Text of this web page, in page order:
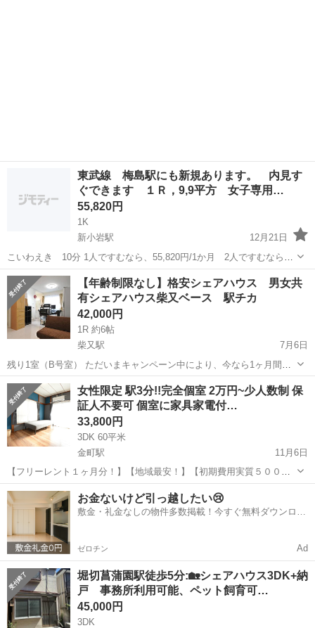
東武線 梅島駅にも新規あります。 内見す
ぐできます １Ｒ，9,9平方 女子専用…
55,820円
1K
新小岩駅
12月21日
こいわえき 10分 1人ですむなら、55,820円/1か月 2人ですむなら
36,020円/1人/1か月 インターネット利用料込 5へや あいています
たんきのばあいも おといあわせ ください たんとう いいづか
東京 葛飾区 新小岩駅 シェアハウス
【年齢制限なし】格安シェアハウス 男女共
有シェアハウス柴又ベース 駅チカ
42,000円
1R 約6帖
柴又駅
7月6日
残り1室（B号室） ただいまキャンペーン中により、今なら1ヶ月間賃
料半額～ご入居可能です！ 敷金・礼金・保証金などすべてゼロ！
びっくり価格でのご提供中。 フーテンの寅さんで有名な柴又にあるシ
ェアハウスです。駅から徒歩3...
東京 葛飾区 柴又駅 シェアハウス 格安
女性限定 駅3分!!完全個室 2万円~少人数制 保
証人不要可 個室に家具家電付…
33,800円
3DK 60平米
金町駅
11月6日
【フリーレント１ヶ月分！】【地域最安！】【初期費用実質５０００
円！】【安心の家財保険無料！】 JR常磐線、東京メトロ千代田線、京
成線【金町駅】から徒歩3分の人気のシェアハウスの別館がオープンに
なりました🎶 本館から歩...
東京 葛飾区 金町駅 シェアハウス 徒歩
お金ないけど引っ越したい😢
敷金・礼金なしの物件多数掲載！今すぐ無料ダウンロー
ゼロチン Ad
堀切菖蒲園駅徒歩5分:🏡シェアハウス3DK+納
戸 事務所利用可能、ペット飼育可…
45,000円
3DK